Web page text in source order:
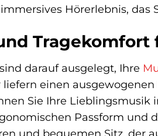
Hörerlebnis, das
darauf ausgelegt, Ihre
einen
Sie Ihre Lieblingsmusik
Passform und